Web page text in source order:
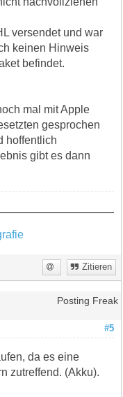
versendet und war
keinen Hinweis
befindet.
mal mit Apple
gesprochen
hoffentlich
gibt es dann
Zitieren
Posting Freak
#5
da es eine
zutreffend. (Akku).